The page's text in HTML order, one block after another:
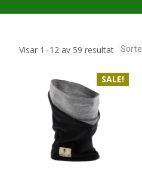
Visar 1–12 av 59 resultatSortera
senaste
SALE!